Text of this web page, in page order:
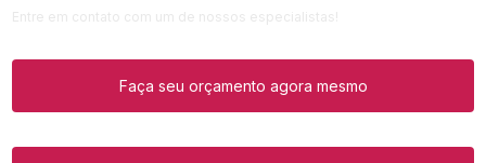
Faça seu orçamento agora mesmo